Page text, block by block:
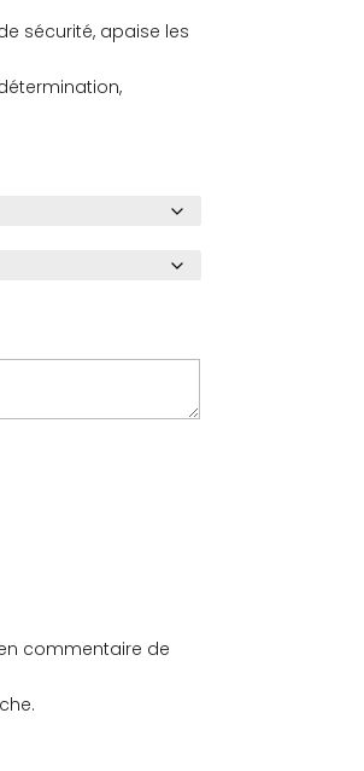
sécurité, apaise les
commentaire de